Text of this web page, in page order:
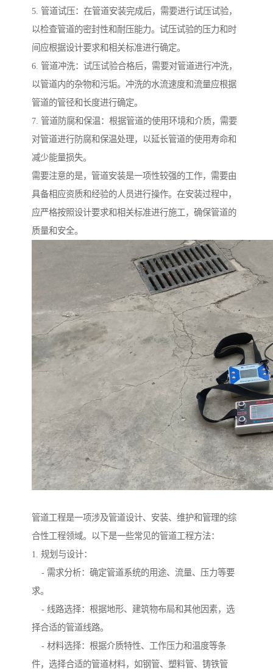
5. 管道试压：在管道安装完成后，需要进行试压试验，
以检查管道的密封性和耐压能力。试压试验的压力和时
间应根据设计要求和相关标准进行确定。
6. 管道冲洗：试压试验合格后，需要对管道进行冲洗，
以管道内的杂物和污垢。冲洗的水流速度和流量应根据
管道的管径和长度进行确定。
7. 管道防腐和保温：根据管道的使用环境和介质，需要
对管道进行防腐和保温处理，以延长管道的使用寿命和
减少能量损失。
需要注意的是，管道安装是一项性较强的工作，需要由
具备相应资质和经验的人员进行操作。在安装过程中，
应严格按照设计要求和相关标准进行施工，确保管道的
质量和安全。
管道工程是一项涉及管道设计、安装、维护和管理的综
合性工程领域。以下是一些常见的管道工程方法：
1. 规划与设计：
- 需求分析：确定管道系统的用途、流量、压力等要
求。
- 线路选择：根据地形、建筑物布局和其他因素，选
择合适的管道线路。
- 材料选择：根据介质特性、工作压力和温度等条
件，选择合适的管道材料，如钢管、塑料管、铸铁管